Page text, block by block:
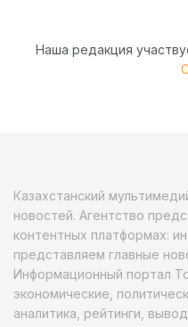
Наша редакция
Казахстанский
новостей. Агентство
контентных платформах:
представляем главные
Информационный портал
экономические,
аналитика, рейтинги,